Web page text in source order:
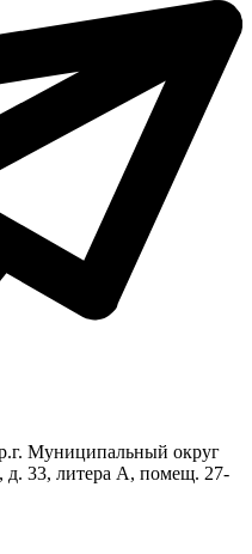
Муниципальный округ
д. 33, литера А, помещ. 27-